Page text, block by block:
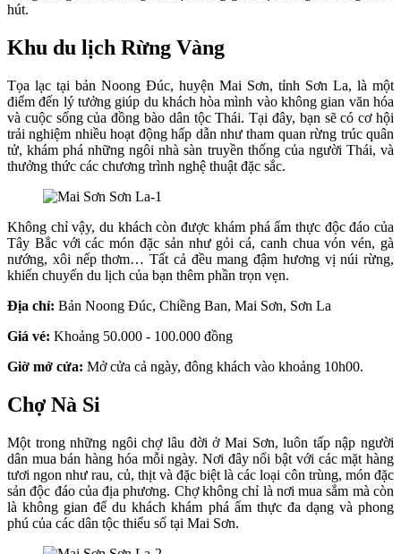
hút.
Khu du lịch Rừng Vàng
Tọa lạc tại bản Noong Đúc, huyện Mai Sơn, tỉnh Sơn La, là một
điểm đến lý tưởng giúp du khách hòa mình vào không gian văn hóa
và cuộc sống của đồng bào dân tộc Thái. Tại đây, bạn sẽ có cơ hội
trải nghiệm nhiều hoạt động hấp dẫn như tham quan rừng trúc quân
tử, khám phá những ngôi nhà sàn truyền thống của người Thái, và
thưởng thức các chương trình nghệ thuật đặc sắc.
Không chỉ vậy, du khách còn được khám phá ẩm thực độc đáo của
Tây Bắc với các món đặc sản như gỏi cá, canh chua vón vén, gà
nướng, xôi nếp thơm… Tất cả đều mang đậm hương vị núi rừng,
khiến chuyến du lịch của bạn thêm phần trọn vẹn.
Địa chỉ: Bản Noong Đúc, Chiềng Ban, Mai Sơn, Sơn La
Giá vé: Khoảng 50.000 - 100.000 đồng
Giờ mở cửa: Mở cửa cả ngày, đông khách vào khoảng 10h00.
Chợ Nà Si
Một trong những ngôi chợ lâu đời ở Mai Sơn, luôn tấp nập người
dân mua bán hàng hóa mỗi ngày. Nơi đây nổi bật với các mặt hàng
tươi ngon như rau, củ, thịt và đặc biệt là các loại côn trùng, món đặc
sản độc đáo của địa phương. Chợ không chỉ là nơi mua sắm mà còn
là không gian để du khách khám phá ẩm thực đa dạng và phong
phú của các dân tộc thiểu số tại Mai Sơn.